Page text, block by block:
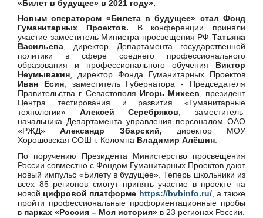
«Билет в будущее» в 2021 году».
Новым оператором «Билета в будущее» стал Фонд
Гуманитарных Проектов. В конференции приняли
участие заместитель Министра просвещения РФ Татьяна
Васильева, директор Департамента государственной
политики в сфере среднего профессионального
образования и профессионального обучения Виктор
Неумывакин, директор Фонда Гуманитарных Проектов
Иван Есин, заместитель Губернатора - Председателя
Правительства г. Севастополя Игорь Михеев, президент
Центра тестирования и развития «Гуманитарные
технологии» Алексей Серебряков, заместитель
начальника Департамента управления персоналом ОАО
«РЖД»Александр Збарский, директор МОУ
Хорошовская СОШ г. Коломна Владимир Алёшин.
По поручению Президента Министерство просвещения
России совместно с Фондом Гуманитарных Проектов дают
новый импульс «Билету в будущее». Теперь школьники из
всех 85 регионов смогут принять участие в проекте на
новой цифровой платформе https://bvbinfo.ru/, а также
пройти профессиональные профориентационные пробы
в парках «Россия – Моя история» в 23 регионах России.